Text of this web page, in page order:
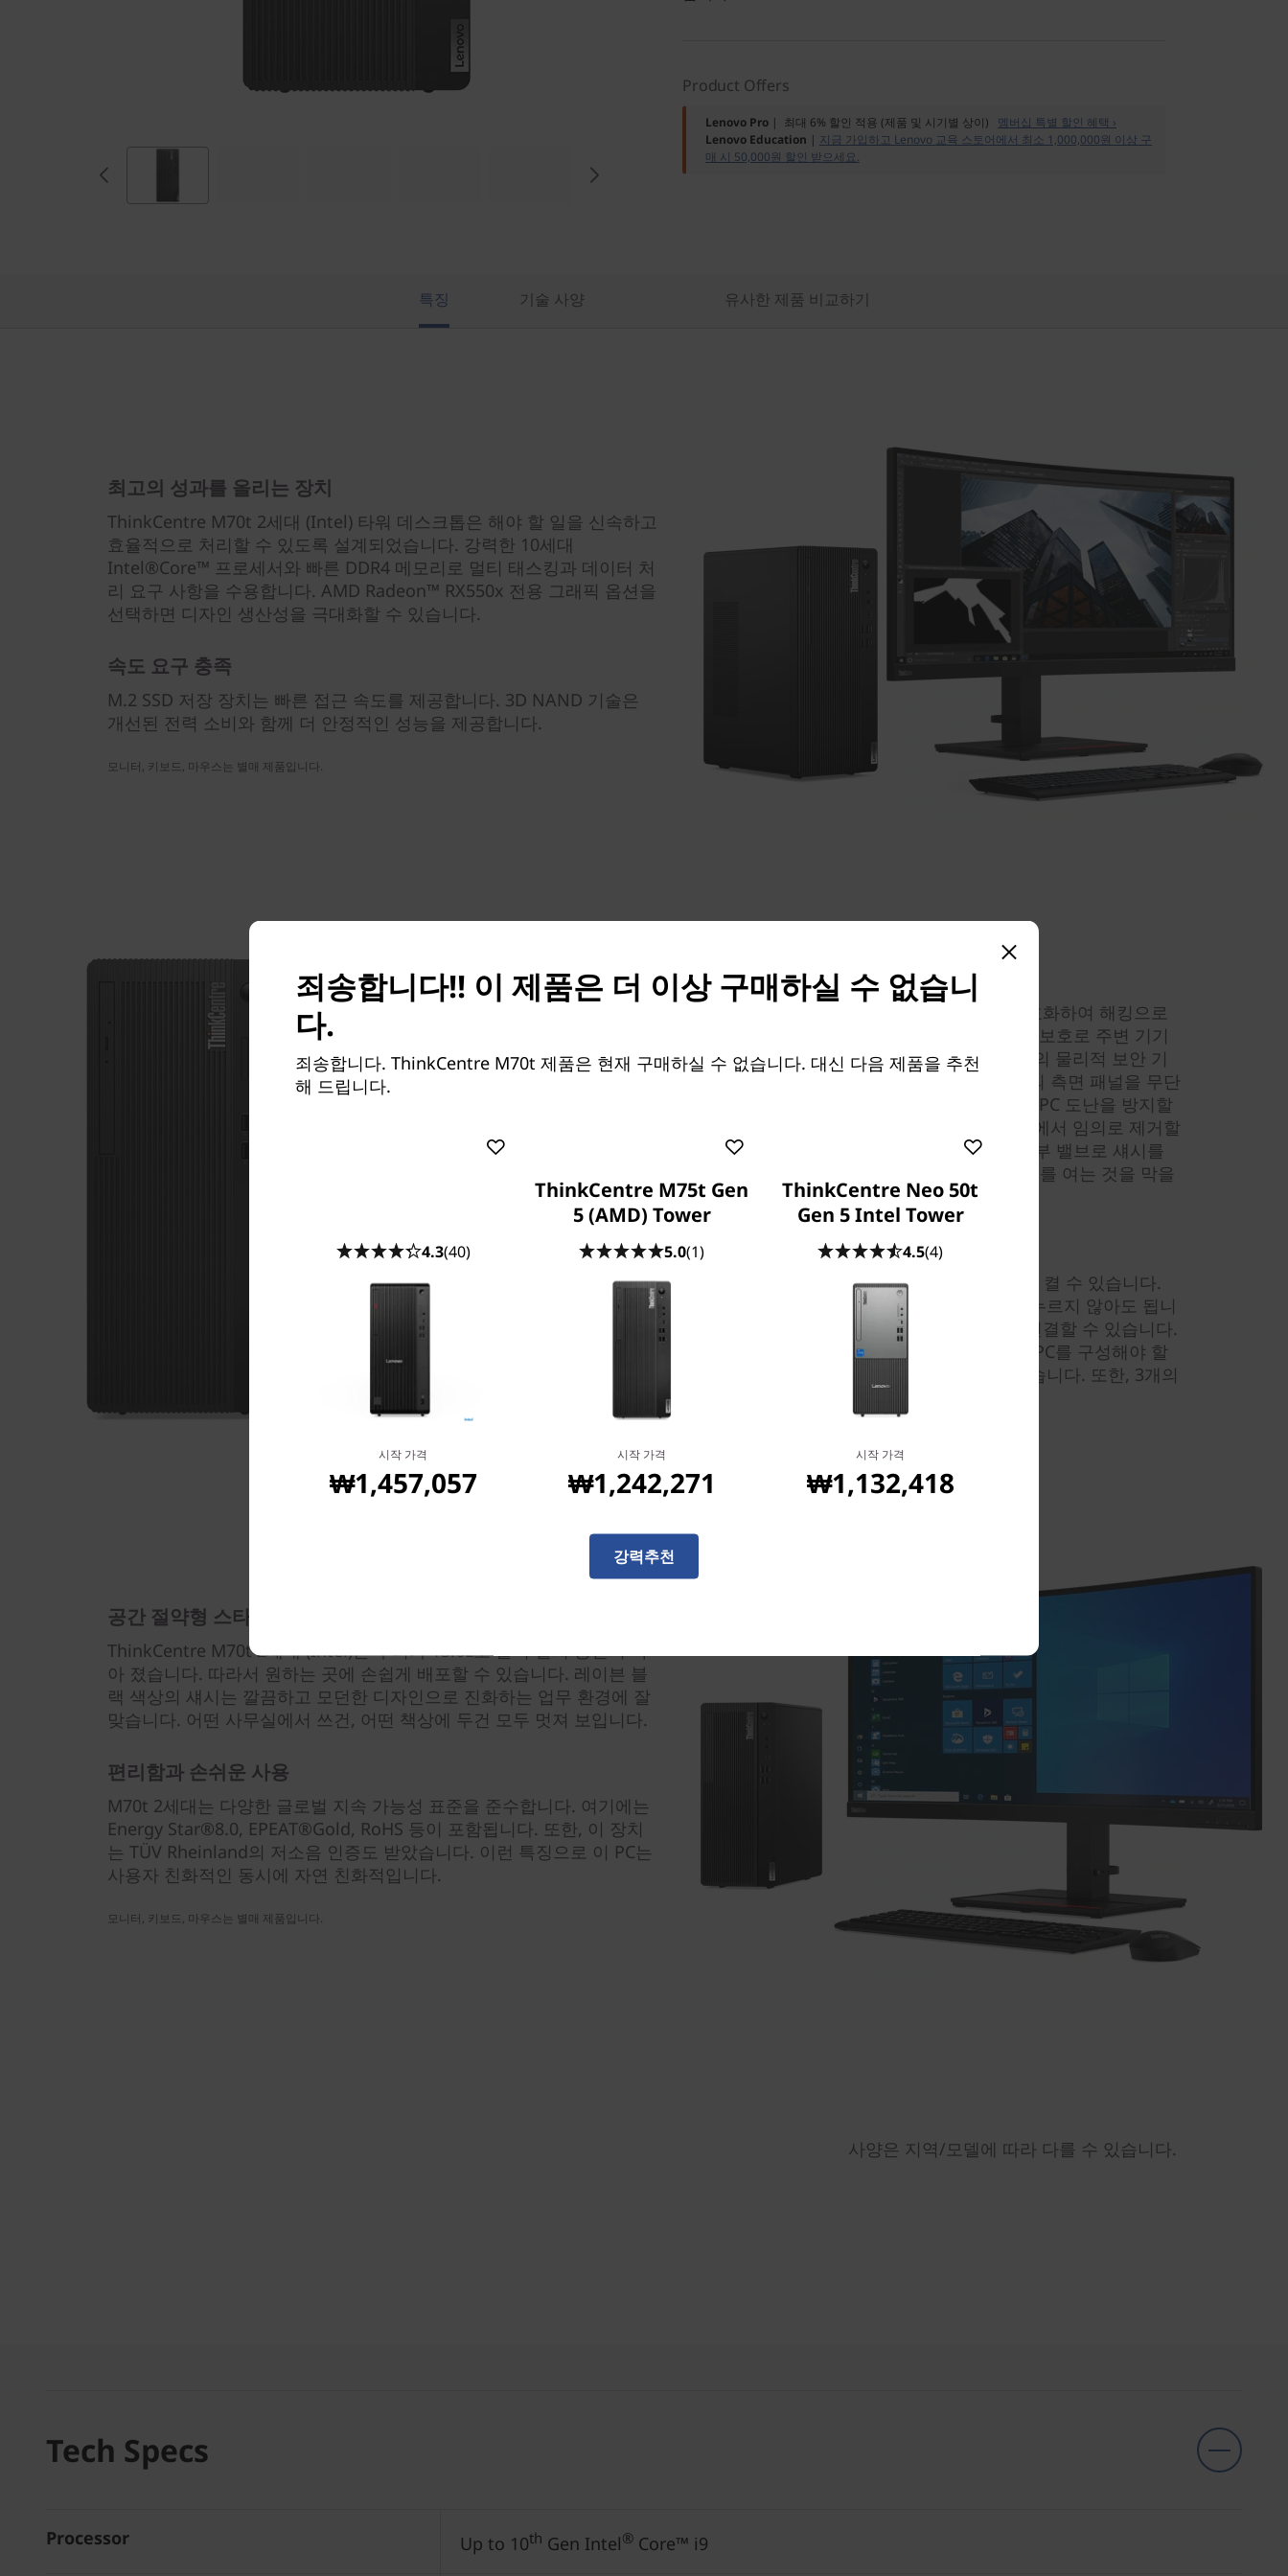
Product Offers
Lenovo Pro | 최대 6% 할인 적용 (제품 및 시기별 상이) 멤버십 특별 할인 혜택 ›
Lenovo Education | 지금 가입하고 Lenovo 교육 스토어에서 최소 1,000,000원 이상 구
매 시 50,000원 할인 받으세요.
특징 기술 사양 유사한 제품 비교하기
최고의 성과를 올리는 장치
ThinkCentre M70t 2세대 (Intel) 타워 데스크톱은 해야 할 일을 신속하고
효율적으로 처리할 수 있도록 설계되었습니다. 강력한 10세대
Intel®Core™ 프로세서와 빠른 DDR4 메모리로 멀티 태스킹과 데이터 처
리 요구 사항을 수용합니다. AMD Radeon™ RX550x 전용 그래픽 옵션을
선택하면 디자인 생산성을 극대화할 수 있습니다.
속도 요구 충족
M.2 SSD 저장 장치는 빠른 접근 속도를 제공합니다. 3D NAND 기술은
개선된 전력 소비와 함께 더 안정적인 성능을 제공합니다.
모니터, 키보드, 마우스는 별매 제품입니다.
데이터와 자산 보호
이 타워는 dTPM 2.0 칩으로 비밀번호와 데이터를 암호화하여 해킹으로
부터 중요 정보를 보호합니다. 그리고 BIOS 기반 USB 보호로 주변 기기
를 이용한 비인가 접근을 차단합니다. PC에 여러 방식의 물리적 보안 기
능이 내장되어 있습니다. 패드락 루프를 이용하면 PC의 측면 패널을 무단
으로 여는 것을 막을 수 있습니다. 켄싱턴 락 슬롯으로 PC 도난을 방지할
수 있습니다. 스마트 케이블 클립으로 주변 기기를 PC에서 임의로 제거할
수 없게 할 수 있습니다. 메인보드를 통해 제어하는 내부 밸브로 섀시를
잠그는 섀시 E-락 기능을 이용하면 무단으로 장치 커버를 여는 것을 막을
수 있습니다.
편리함과 손쉬운 사용
ThinkCentre M70t 2세대 (Intel)는 원격으로 시스템을 켤 수 있습니다.
따라서 아침마다 책상 밑으로 손을 뻗어 전원 버튼을 누르지 않아도 됩니
다. 그리고 9개의 USB를 이용해 다양한 주변 기기를 연결할 수 있습니다.
이중 한 포트는 고속 충전을 지원합니다. 필요에 맞게 PC를 구성해야 할
경우 확장 슬롯을 이용해 손쉽게 업그레이드 할 수 있습니다. 또한, 3개의
모니터를 연결해 사용할 수도 있습니다.
공간 절약형 스타일
ThinkCentre M70t 2세대 (Intel)는 부피가 13.6L로 줄어 설치 공간이 작
아 졌습니다. 따라서 원하는 곳에 손쉽게 배포할 수 있습니다. 레이븐 블
랙 색상의 섀시는 깔끔하고 모던한 디자인으로 진화하는 업무 환경에 잘
맞습니다. 어떤 사무실에서 쓰건, 어떤 책상에 두건 모두 멋져 보입니다.
편리함과 손쉬운 사용
M70t 2세대는 다양한 글로벌 지속 가능성 표준을 준수합니다. 여기에는
Energy Star®8.0, EPEAT®Gold, RoHS 등이 포함됩니다. 또한, 이 장치
는 TÜV Rheinland의 저소음 인증도 받았습니다. 이런 특징으로 이 PC는
사용자 친화적인 동시에 자연 친화적입니다.
모니터, 키보드, 마우스는 별매 제품입니다.
사양은 지역/모델에 따라 다를 수 있습니다.
Tech Specs
Processor Up to 10th Gen Intel®Core™ i9
죄송합니다!! 이 제품은 더 이상 구매하실 수 없습니
다.
죄송합니다. ThinkCentre M70t 제품은 현재 구매하실 수 없습니다. 대신 다음 제품을 추천
해 드립니다.
4.3(40)
시작 가격
₩1,457,057
ThinkCentre M75t Gen
5 (AMD) Tower
5.0(1)
시작 가격
₩1,242,271
ThinkCentre Neo 50t
Gen 5 Intel Tower
4.5(4)
시작 가격
₩1,132,418
강력추천